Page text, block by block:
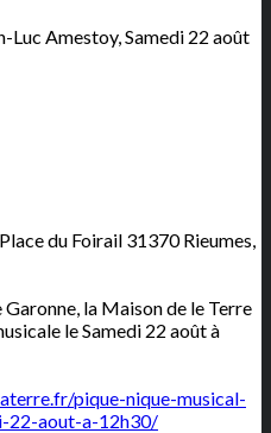
Luc Amestoy, Samedi 22 août
Place du Foirail 31370 Rieumes
la Maison de le Terre
le Samedi 22 août à
pique-nique-musical-
22-aout-a-12h30/